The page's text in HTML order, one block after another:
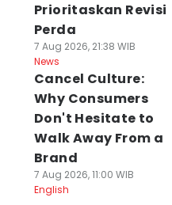
Prioritaskan Revisi
Perda
7 Aug 2026, 21:38 WIB
News
Cancel Culture:
Why Consumers
Don't Hesitate to
Walk Away From a
Brand
7 Aug 2026, 11:00 WIB
English